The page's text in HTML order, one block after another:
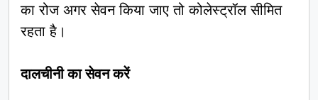
का रोज अगर सेवन किया जाए तो कोलेस्ट्रॉल सीमित
रहता है।
दालचीनी का सेवन करें